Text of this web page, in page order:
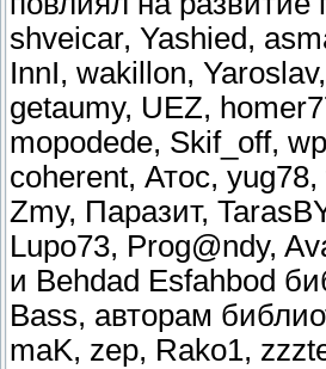
shveicar, Yashied,
InnI, wakillon,
getaumy, UEZ,
mopodede, Skif_off,
coherent, Атос,
Zmy, Паразит,
Lupo73, Prog@ndy,
и Behdad Esfahbod
Bass, авторам
maK, zep, Rako1,